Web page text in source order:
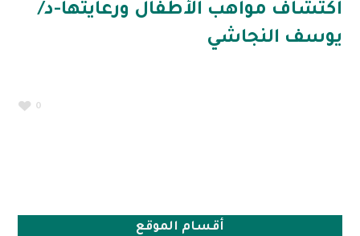
اكتشاف مواهب الأطفال ورعايتها-د/
يوسف النجاشي
0
أقسام الموقع